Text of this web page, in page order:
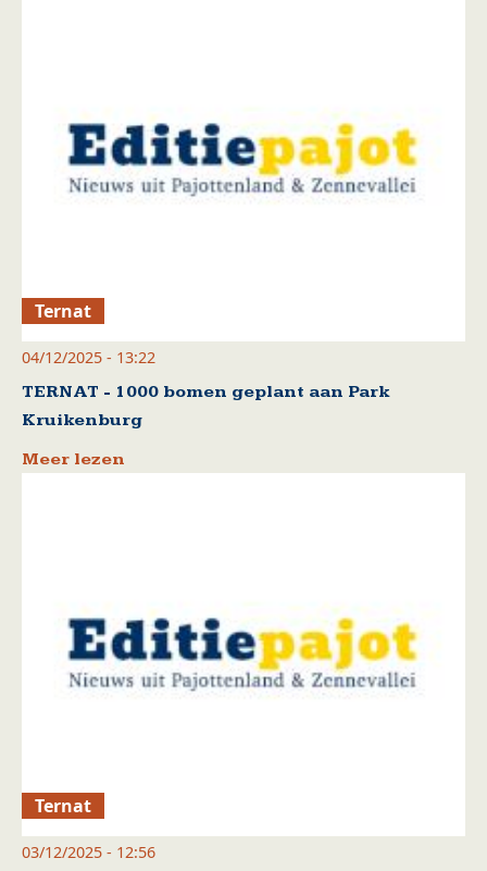
Ternat
04/12/2025 - 13:22
TERNAT - 1000 bomen geplant aan Park
Kruikenburg
Meer lezen
Ternat
03/12/2025 - 12:56